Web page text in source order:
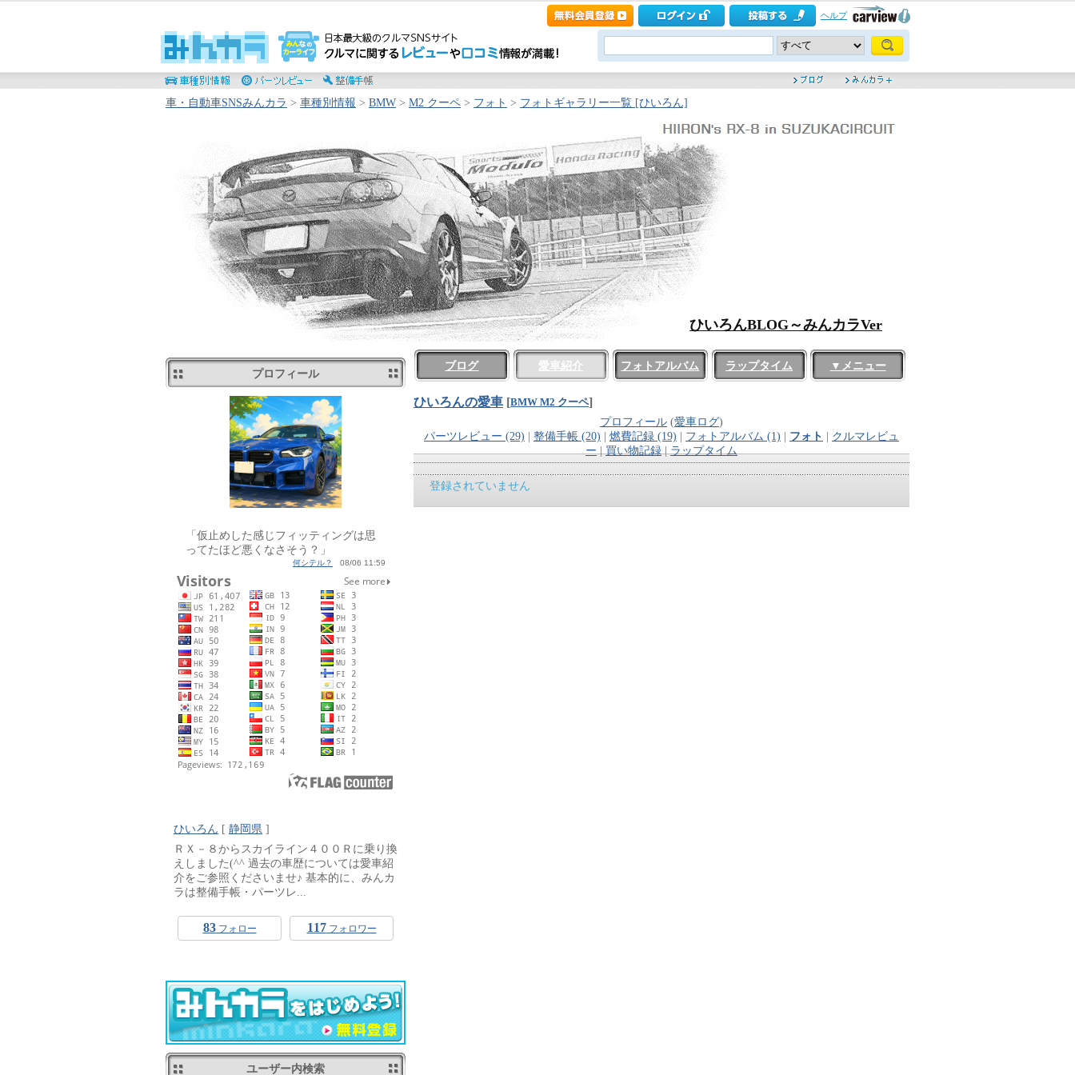
ヘルプ
車・自動車SNSみんカラ > 車種別情報 > BMW > M2 クーペ > フォト > フォトギャラリー一覧 [ひいろん]
ひいろんBLOG～みんカラVer
ブログ 愛車紹介 フォトアルバム ラップタイム ▼メニュー
ひいろんの愛車 [BMW M2 クーペ]
プロフィール (愛車ログ)
パーツレビュー (29)
整備手帳 (20) 燃費記録 (19) フォトアルバム (1) フォト
クルマレビュ
ー|買い物記録|ラップタイム
登録されていません
プロフィール
「仮止めした感じフィッティングは思
ってたほど悪くなさそう？」
何シテル？ 08/06 11:59
ひいろん [ 静岡県 ]
ＲＸ－８からスカイライン４００Ｒに乗り換
えしました(^^ 過去の車歴については愛車紹
介をご参照くださいませ♪ 基本的に、みんカ
ラは整備手帳・パーツレ...
83フォロー 117 フォロワー
ユーザー内検索